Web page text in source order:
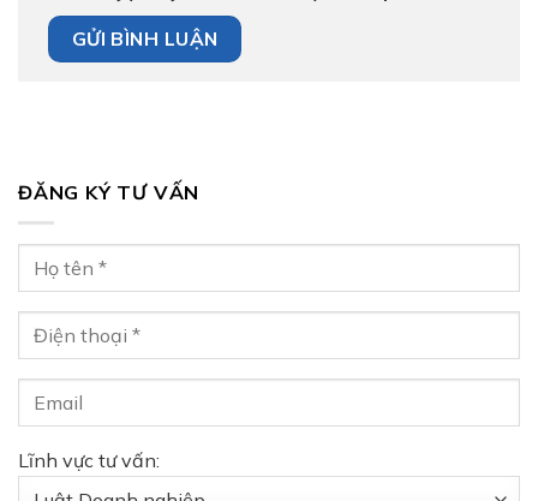
ĐĂNG KÝ TƯ VẤN
Lĩnh vực tư vấn: